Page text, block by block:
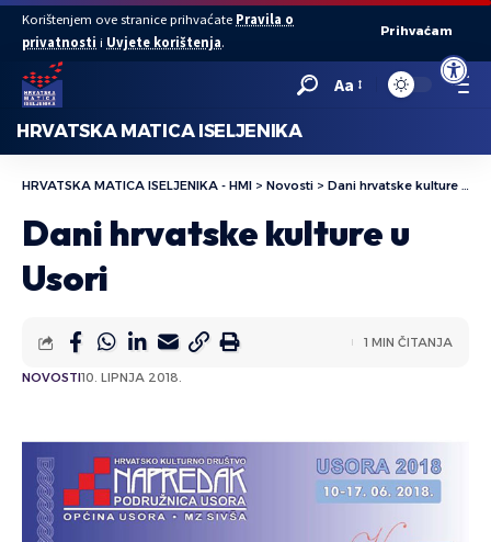
Open
Korištenjem ove stranice prihvaćate Pravila o
privatnosti i Uvjete korištenja.
Prihvaćam
Aa
HRVATSKA MATICA ISELJENIKA
HRVATSKA MATICA ISELJENIKA - HMI > Novosti > Dani hrvatske kulture u Usori
Dani hrvatske kulture u
Usori
NOVOSTI10. LIPNJA 2018.
1 MIN ČITANJA